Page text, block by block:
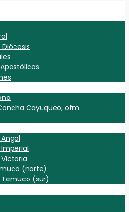
Cayuqueo, ofm
(norte)
(sur)